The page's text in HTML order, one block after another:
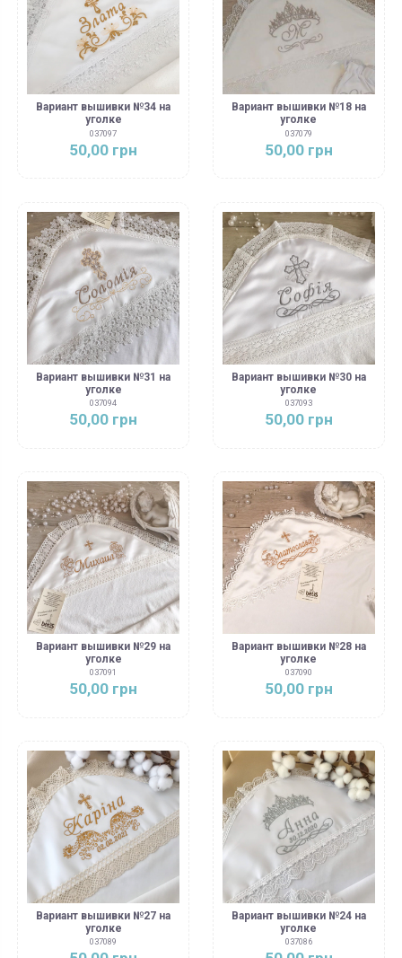
Вариант вышивки №34 на
уголке
037097
50,00 грн
Вариант вышивки №18 на
уголке
037079
50,00 грн
Вариант вышивки №31 на
уголке
037094
50,00 грн
Вариант вышивки №30 на
уголке
037093
50,00 грн
Вариант вышивки №29 на
уголке
037091
50,00 грн
Вариант вышивки №28 на
уголке
037090
50,00 грн
Вариант вышивки №27 на
уголке
037089
Вариант вышивки №24 на
уголке
037086